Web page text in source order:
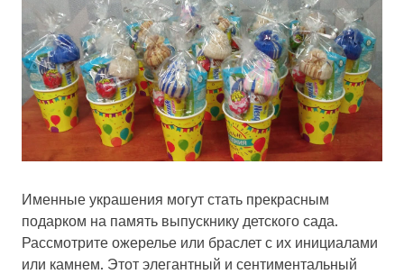
Именные украшения могут стать прекрасным
подарком на память выпускнику детского сада.
Рассмотрите ожерелье или браслет с их инициалами
или камнем. Этот элегантный и сентиментальный